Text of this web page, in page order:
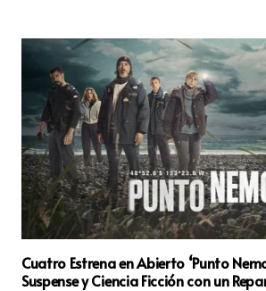
Cuatro Estrena en Abierto ‘Punto
Suspense y Ciencia Ficción con un